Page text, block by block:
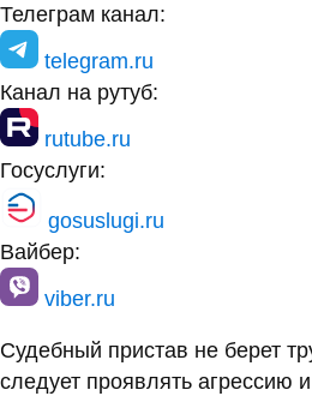
Телеграм канал:
telegram.ru
Канал на рутуб:
rutube.ru
Госуслуги:
gosuslugi.ru
Вайбер:
viber.ru
Судебный пристав не берет
следует проявлять агрессию